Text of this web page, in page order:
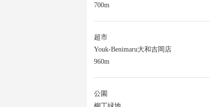
700m
超市
Youk-Benimaru大和吉岡店
960m
公園